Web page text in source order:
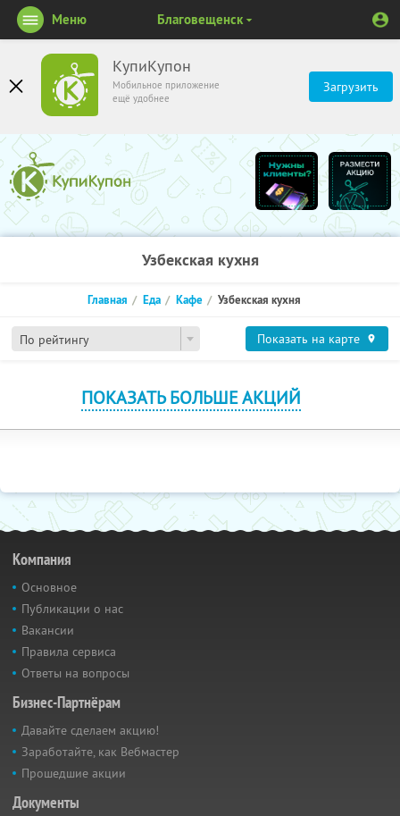
КупиКупон
Мобильное приложение
ещё удобнее
Загрузить
Меню Благовещенск
Узбекская кухня
По рейтингу
Главная Еда Кафе Узбекская кухня
Показать на карте
ПОКАЗАТЬ БОЛЬШЕ АКЦИЙ
Компания
Основное
Публикации о нас
Вакансии
Правила сервиса
Ответы на вопросы
Бизнес-Партнёрам
Давайте сделаем акцию!
Заработайте, как Вебмастер
Прошедшие акции
Документы